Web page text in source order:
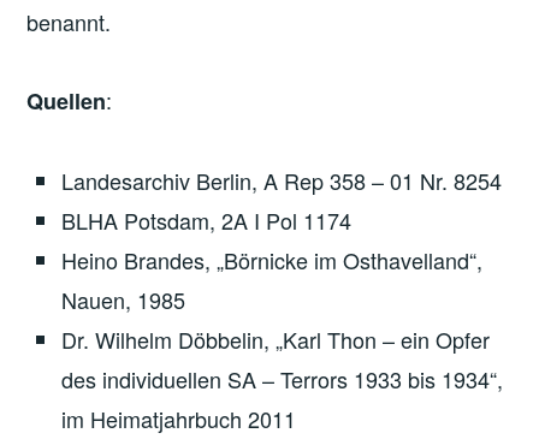
benannt.
Quellen:
Landesarchiv Berlin, A Rep 358 – 01 Nr. 8254
BLHA Potsdam, 2A I Pol 1174
Heino Brandes, „Börnicke im Osthavelland“,
Nauen, 1985
Dr. Wilhelm Döbbelin, „Karl Thon – ein Opfer
des individuellen SA – Terrors 1933 bis 1934“,
im Heimatjahrbuch 2011